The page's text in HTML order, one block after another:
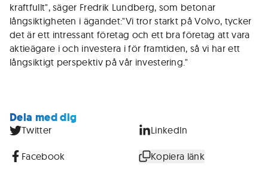
kraftfullt", säger Fredrik Lundberg, som betonar
långsiktigheten i ägandet:"Vi tror starkt på Volvo, tycker
det är ett intressant företag och ett bra företag att vara
aktieägare i och investera i för framtiden, så vi har ett
långsiktigt perspektiv på vår investering."
Dela med dig
Twitter LinkedIn
Facebook Kopiera länk